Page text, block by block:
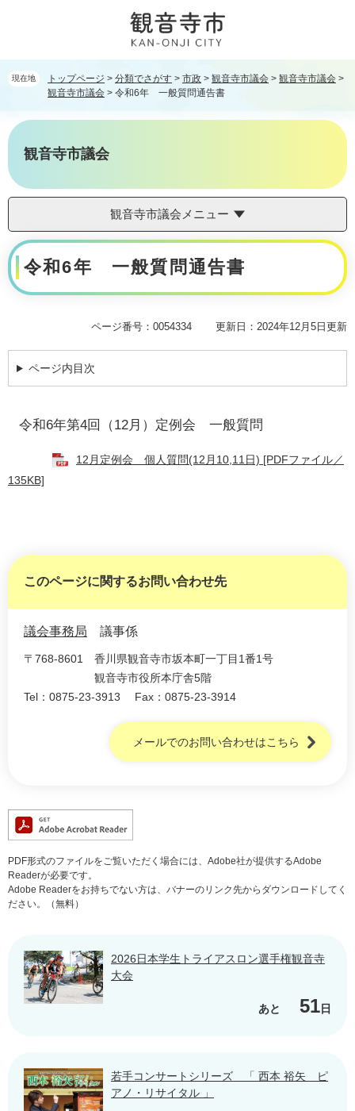
す。
て
文
現在地 トップページ > 分類でさがす > 市政 > 観音寺市議会 > 観音寺市議会 >
観音寺市議会 > 令和6年 一般質問通告書
観音寺市議会
観音寺市議会メニュー
本
文 令和6年 一般質問通告書
ページ番号：0054334 更新日：2024年12月5日更新
ページ内目次
令和6年第4回（12月）定例会 一般質問
12月定例会 個人質問(12月10,11日) [PDFファイル／
135KB]
このページに関するお問い合わせ先
議会事務局 議事係
〒768-8601
香川県観音寺市坂本町一丁目1番1号
観音寺市役所本庁舎5階
Tel：0875-23-3913
Fax：0875-23-3914
メールでのお問い合わせはこちら
PDF形式のファイルをご覧いただく場合には、Adobe社が提供するAdobe
Readerが必要です。
Adobe Readerをお持ちでない方は、バナーのリンク先からダウンロードしてく
ださい。（無料）
2026日本学生トライアスロン選手権観音寺
大会
あと 51日
若手コンサートシリーズ 「 西本 裕矢 ピ
アノ・リサイタル 」